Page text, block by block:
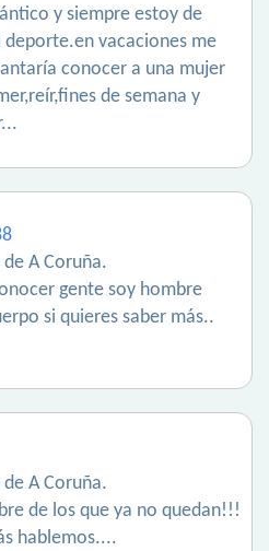
y siempre estoy de
deporte.en vacaciones me
conocer a una mujer
de semana y
de A Coruña.
gente soy hombre
si quieres saber más..
A Coruña.
de los que ya no quedan!!!
hablemos....